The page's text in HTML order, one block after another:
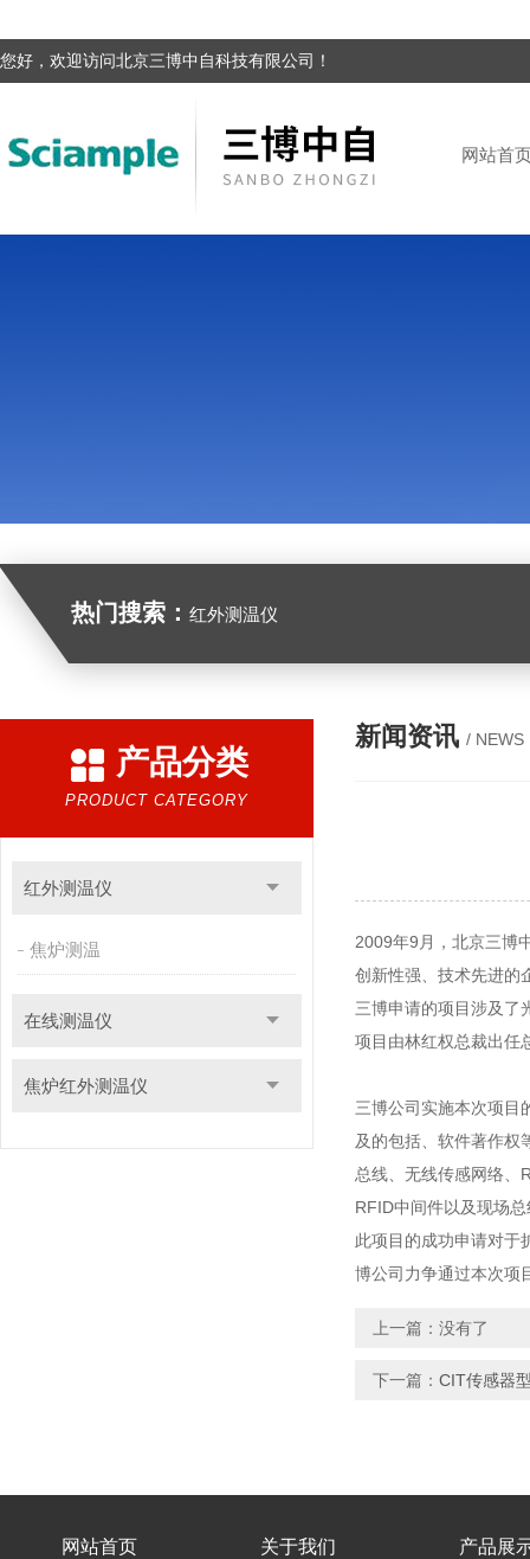
您好，欢迎访问北京三博中自科技有限公司！
网站首
热门搜索： 红外测温仪
产品分类
PRODUCT CATEGORY
红外测温仪
焦炉测温
在线测温仪
焦炉红外测温仪
新闻资讯 / NEWS
2009年9月，北京三博
创新性强、技术先进的
三博申请的项目涉及了
项目由林红权总裁出任
三博公司实施本次项目
及的包括、软件著作权
总线、无线传感网络、
RFID中间件以及现场
此项目的成功申请对于
博公司力争通过本次项
上一篇：没有了
下一篇： CIT传感器
网站首页 关于我们 产品展